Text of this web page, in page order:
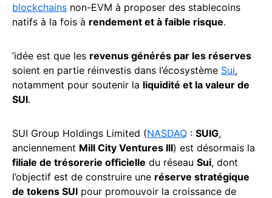
blockchains non-EVM à proposer des stablecoins
natifs à la fois à rendement et à faible risque.
’idée est que les revenus générés par les réserves
soient en partie réinvestis dans l’écosystème Sui,
notamment pour soutenir la liquidité et la valeur de
SUI.
SUI Group Holdings Limited (NASDAQ : SUIG,
anciennement Mill City Ventures III) est désormais la
filiale de trésorerie officielle du réseau Sui, dont
l’objectif est de construire une réserve stratégique
de tokens SUI pour promouvoir la croissance de